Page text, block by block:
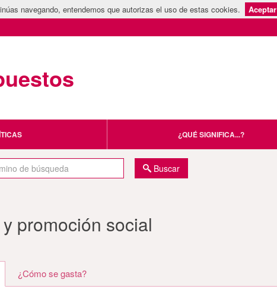
navegando, entendemos que autorizas el uso de estas cookies. Aceptar
¿QUÉ SIGNIFICA...?
Buscar
promoción social
¿Cómo se gasta?